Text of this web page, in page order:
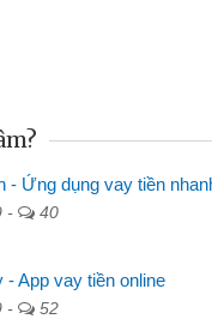
Mai Lan - Sinh viên
Tôi biết đến
sinh viên nên cần
thấy thủ tục nhanh
- Ứng dụng vay tiền
- 40
- App vay tiền online
- 52